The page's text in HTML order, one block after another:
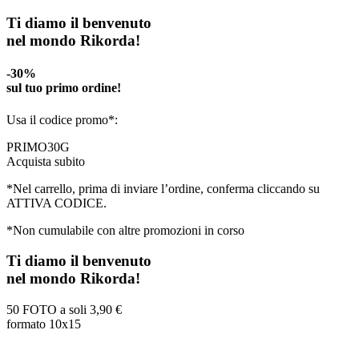
Ti diamo il benvenuto
nel mondo Rikorda!
-30%
sul tuo primo ordine!
Usa il codice promo*:
PRIMO30G
Acquista subito
*Nel carrello, prima di inviare l’ordine, conferma cliccando su
ATTIVA CODICE.
*Non cumulabile con altre promozioni in corso
Ti diamo il benvenuto
nel mondo Rikorda!
50 FOTO a soli 3,90 €
formato 10x15